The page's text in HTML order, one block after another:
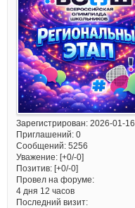
Зарегистрирован: 2026-01-16
Приглашений:0
Сообщений:5256
Уважение: [+0/-0]
Позитив: [+0/-0]
Провел на форуме:
4 дня 12 часов
Последний визит: